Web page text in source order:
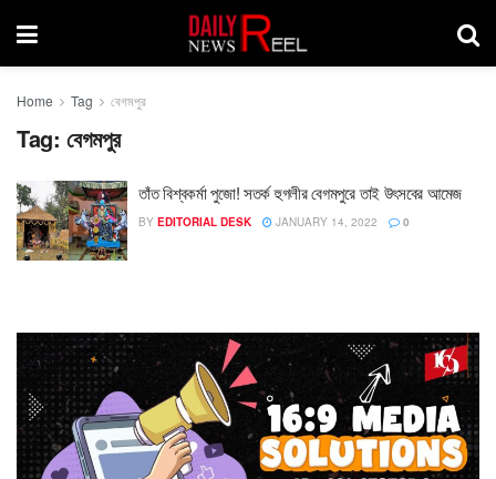
Home Tag বেগমপুর
Tag: বেগমপুর
তাঁত বিশ্বকর্মা পুজো! সতর্ক হুগলীর বেগমপুরে তাই উৎসবের আমেজ
BY EDITORIAL DESK JANUARY 14, 2022 0